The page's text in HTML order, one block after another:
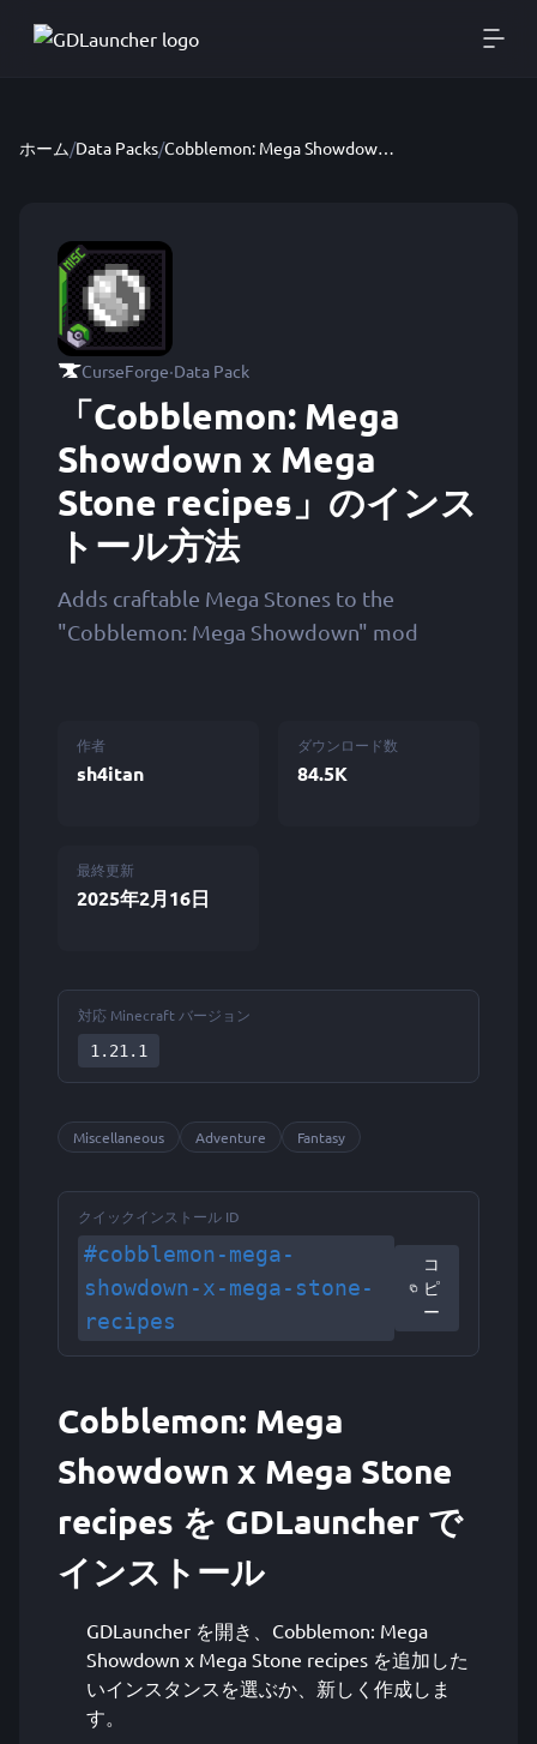
ホーム/Data Packs/ Cobblemon: Mega Showdown x Mega Stone recipes
CurseForge·Data Pack
「Cobblemon: Mega
Showdown x Mega
Stone recipes」のインス
トール方法
Adds craftable Mega Stones to the
"Cobblemon: Mega Showdown" mod
作者
sh4itan
ダウンロード数
84.5K
最終更新
2025年2月16日
対応 Minecraft バージョン
1.21.1
Miscellaneous Adventure Fantasy
クイックインストール ID
#cobblemon-mega-
showdown-x-mega-stone-
recipes
コ
ピ
ー
Cobblemon: Mega
Showdown x Mega Stone
recipes を GDLauncher で
インストール
GDLauncher を開き、Cobblemon: Mega
Showdown x Mega Stone recipes を追加した
いインスタンスを選ぶか、新しく作成しま
す。